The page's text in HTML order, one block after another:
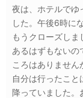
夜は、ホテルでゆ
した。午後6時に
もうクローズし
あるはずもないの
ころはありません
自分は行ったこ
降っていました。